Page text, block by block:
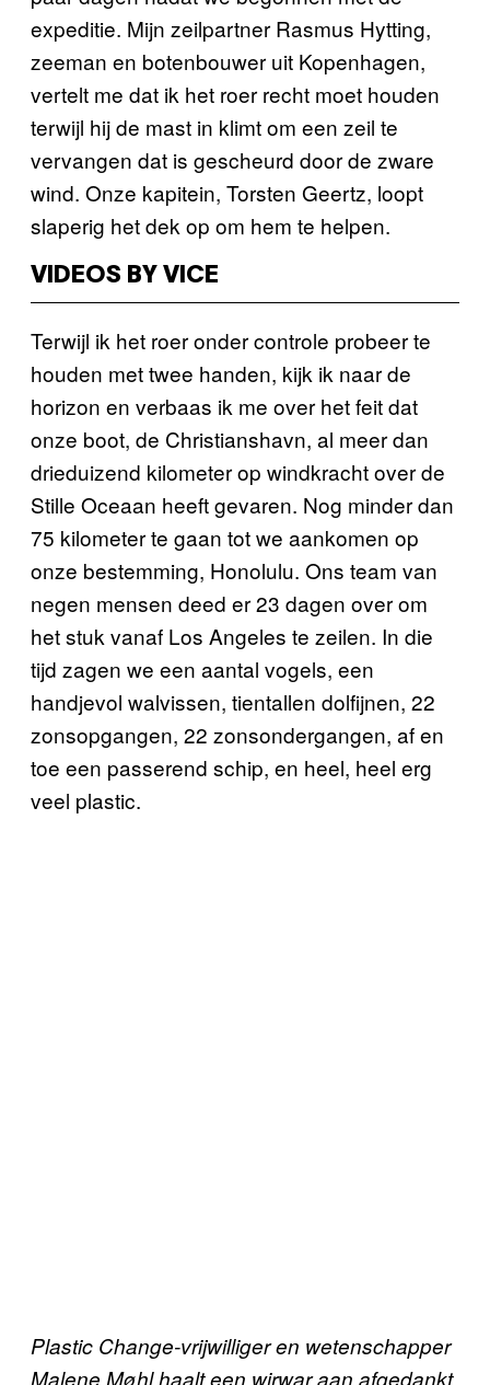
expeditie. Mijn zeilpartner Rasmus Hytting,
zeeman en botenbouwer uit Kopenhagen,
vertelt me dat ik het roer recht moet houden
terwijl hij de mast in klimt om een zeil te
vervangen dat is gescheurd door de zware
wind. Onze kapitein, Torsten Geertz, loopt
slaperig het dek op om hem te helpen.
VIDEOS BY VICE
Terwijl ik het roer onder controle probeer te
houden met twee handen, kijk ik naar de
horizon en verbaas ik me over het feit dat
onze boot, de Christianshavn, al meer dan
drieduizend kilometer op windkracht over de
Stille Oceaan heeft gevaren. Nog minder dan
75 kilometer te gaan tot we aankomen op
onze bestemming, Honolulu. Ons team van
negen mensen deed er 23 dagen over om
het stuk vanaf Los Angeles te zeilen. In die
tijd zagen we een aantal vogels, een
handjevol walvissen, tientallen dolfijnen, 22
zonsopgangen, 22 zonsondergangen, af en
toe een passerend schip, en heel, heel erg
veel plastic.
Plastic Change-vrijwilliger en wetenschapper
Malene Møhl haalt een wirwar aan afgedankt